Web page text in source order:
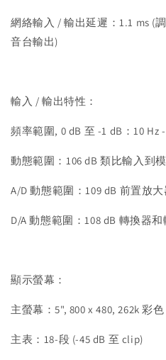
網絡輸入 / 輸出延遲：1.1 ms (
音台輸出)
輸入 / 輸出特性：
頻率範圍, 0 dB 至 -1 dB：10 Hz
動態範圍：106 dB 類比輸入到
A/D 動態範圍：109 dB 前置放
D/A 動態範圍：108 dB 轉換器和
顯示螢幕：
主螢幕：5", 800 x 480, 262k 彩色
主表：18-段 (-45 dB 至 clip)